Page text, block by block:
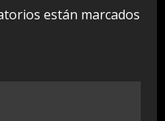
están marcados